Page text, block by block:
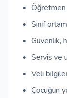
Öğretmen
Sınıf
Güvenlik,
Servis ve
Veli
Çocuğun